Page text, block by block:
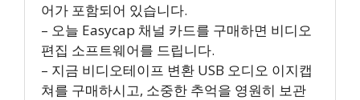
어가 포함되어 있습니다.
– 오늘 Easycap 채널 카드를 구매하면 비디오
편집 소프트웨어를 드립니다.
– 지금 비디오테이프 변환 USB 오디오 이지캡
쳐를 구매하시고, 소중한 추억을 영원히 보관